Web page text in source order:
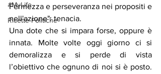
#MyLife
Ricette Politiche
Fermezza e perseveranza nei propositi e
nell'azione": tenacia.
Una dote che si impara forse, oppure è
innata. Molte volte oggi giorno ci si
demoralizza e si perde di vista
l’obiettivo che ognuno di noi si è posto.